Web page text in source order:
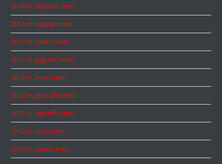
2014 m. lapkričio mėn.
2014 m. rugsėjo mėn.
2013 m. spalio mėn.
2013 m. gegužės mėn.
2013 m. kovo mėn.
2012 m. gruodžio mėn.
2012 m. lapkričio mėn.
2012 m. kovo mėn.
2012 m. sausio mėn.